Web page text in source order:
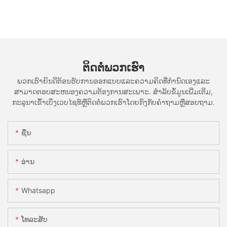
ຕິດ​ຕໍ່​ພວກ​ເຮົາ
ພວກເຮົາຍິນດີຕ້ອນຮັບການອອກແບບແລະຄວາມຄິດທີ່ກໍານົດເອງແລະ
ສາມາດຕອບສະຫນອງຄວາມຕ້ອງການສະເພາະ. ສໍາລັບຂໍ້ມູນເພີ່ມເຕີມ,
ກະລຸນາເຂົ້າເບິ່ງເວບໄຊທ໌ຫຼືຕິດຕໍ່ພວກເຮົາໂດຍກົງກັບຄໍາຖາມຫຼືສອບຖາມ.
ຊື່ນ
ອ່ານ
Whatsapp
ໂທລະສັບ